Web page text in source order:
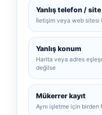
Yanlış telefon / site
İletişim veya web sitesi
Yanlış konum
Harita veya adres
değilse
Mükerrer kayıt
Aynı işletme için